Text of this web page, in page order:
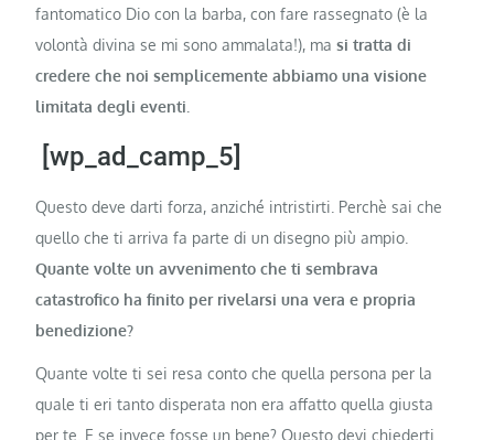
fantomatico Dio con la barba, con fare rassegnato (è la
volontà divina se mi sono ammalata!), masi tratta di
credere che noi semplicemente abbiamo una visione
limitata degli eventi.
[wp_ad_camp_5]
Questo deve darti forza, anziché intristirti. Perchè sai che
quello che ti arriva fa parte di un disegno più ampio.
Quante volte un avvenimento che ti sembrava
catastrofico ha finito per rivelarsi una vera e propria
benedizione?
Quante volte ti sei resa conto che quella persona per la
quale ti eri tanto disperata non era affatto quella giusta
per te. E se invece fosse un bene? Questo devi chiederti